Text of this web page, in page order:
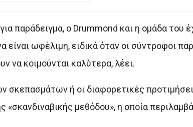
παράδειγμα, ο Drummond και η ομάδα του
είναι ωφέλιμη, ειδικά όταν οι σύντροφοι
να κοιμούνται καλύτερα, λέει.
σκεπασμάτων ή οι διαφορετικές
μεθόδου», η οποία